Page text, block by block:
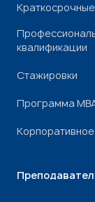
квалификации
Стажировки
Программа